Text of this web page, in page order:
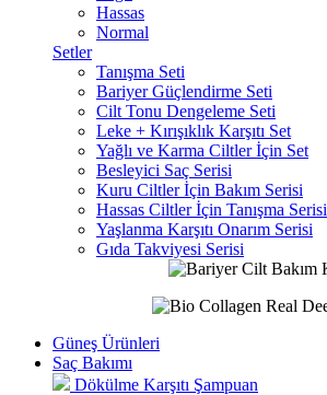
Hassas
Normal
Setler
Tanışma Seti
Bariyer Güçlendirme Seti
Cilt Tonu Dengeleme Seti
Leke + Kırışıklık Karşıtı Set
Yağlı ve Karma Ciltler İçin Set
Besleyici Saç Serisi
Kuru Ciltler İçin Bakım Serisi
Hassas Ciltler İçin Tanışma Serisi
Yaşlanma Karşıtı Onarım Serisi
Gıda Takviyesi Serisi
Güneş Ürünleri
Saç Bakımı
Dökülme Karşıtı Şampuan